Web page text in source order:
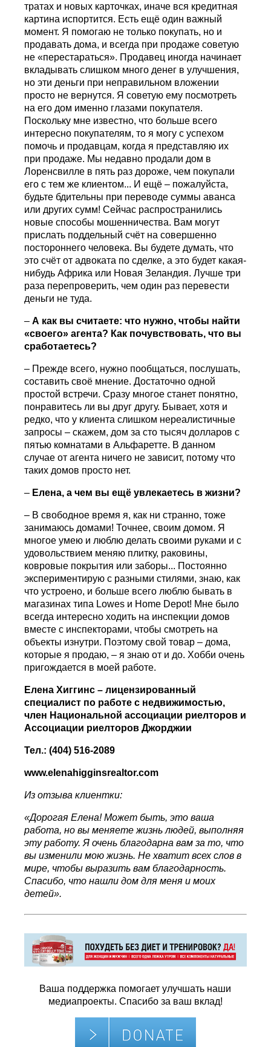
тратах и новых карточках, иначе вся кредитная
картина испортится. Есть ещё один важный
момент. Я помогаю не только покупать, но и
продавать дома, и всегда при продаже советую
не «перестараться». Продавец иногда начинает
вкладывать слишком много денег в улучшения,
но эти деньги при неправильном вложении
просто не вернутся. Я советую ему посмотреть
на его дом именно глазами покупателя.
Поскольку мне известно, что больше всего
интересно покупателям, то я могу с успехом
помочь и продавцам, когда я представляю их
при продаже. Мы недавно продали дом в
Лоренсвилле в пять раз дороже, чем покупали
его с тем же клиентом... И ещё – пожалуйста,
будьте бдительны при переводе суммы аванса
или других сумм! Сейчас распространились
новые способы мошенничества. Вам могут
прислать поддельный счёт на совершенно
постороннего человека. Вы будете думать, что
это счёт от адвоката по сделке, а это будет какая-
нибудь Африка или Новая Зеландия. Лучше три
раза перепроверить, чем один раз перевести
деньги не туда.
–А как вы считаете: что нужно, чтобы найти
«своего» агента? Как почувствовать, что вы
сработаетесь?
– Прежде всего, нужно пообщаться, послушать,
составить своё мнение. Достаточно одной
простой встречи. Сразу многое станет понятно,
понравитесь ли вы друг другу. Бывает, хотя и
редко, что у клиента слишком нереалистичные
запросы – скажем, дом за сто тысяч долларов с
пятью комнатами в Альфаретте. В данном
случае от агента ничего не зависит, потому что
таких домов просто нет.
– Елена, а чем вы ещё увлекаетесь в жизни?
– В свободное время я, как ни странно, тоже
занимаюсь домами! Точнее, своим домом. Я
многое умею и люблю делать своими руками и с
удовольствием меняю плитку, раковины,
ковровые покрытия или заборы... Постоянно
экспериментирую с разными стилями, знаю, как
что устроено, и больше всего люблю бывать в
магазинах типа Lowes и Home Depot! Мне было
всегда интересно ходить на инспекции домов
вместе с инспекторами, чтобы смотреть на
объекты изнутри. Поэтому свой товар – дома,
которые я продаю, – я знаю от и до. Хобби очень
пригождается в моей работе.
Елена Хиггинс – лицензированный
специалист по работе с недвижимостью,
член Национальной ассоциации риелторов и
Ассоциации риелторов Джорджии
Тел.: (404) 516-2089
www.elenahigginsrealtor.com
Из отзыва клиентки:
«Дорогая Елена! Может быть, это ваша
работа, но вы меняете жизнь людей, выполняя
эту работу. Я очень благодарна вам за то, что
вы изменили мою жизнь. Не хватит всех слов в
мире, чтобы выразить вам благодарность.
Спасибо, что нашли дом для меня и моих
детей».
Ваша поддержка помогает улучшать наши
медиапроекты. Спасибо за ваш вклад!